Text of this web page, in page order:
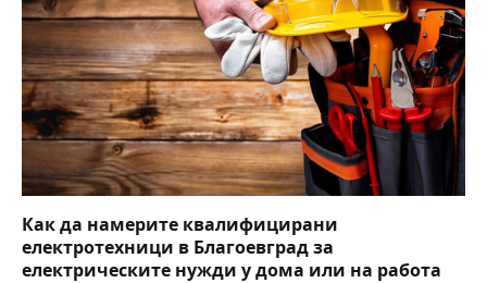
Как да намерите квалифицирани
електротехници в Благоевград за
електрическите нужди у дома или на работа